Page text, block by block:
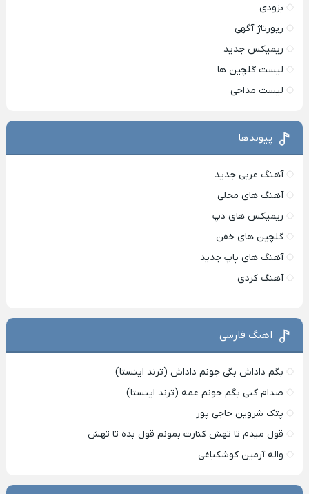
بزودی
رپورتاژ آگهی
ریمیکس جدید
لیست گلچین ها
لیست مداحی
پیوندها
آهنگ عربی جدید
آهنگ های محلی
ریمیکس های دپ
گلچین های خفن
آهنگ های پاپ جدید
آهنگ کردی
اهنگ فارسی
بگم داداش بگی جونم داداش (ترند اینستا)
صدام کنی بگم جونم عمه (ترند اینستا)
پتک شروین حاجی پور
قول میدم تا تهش کنارت بمونم قول بده تا تهش
واله آرمین کوشکباغی